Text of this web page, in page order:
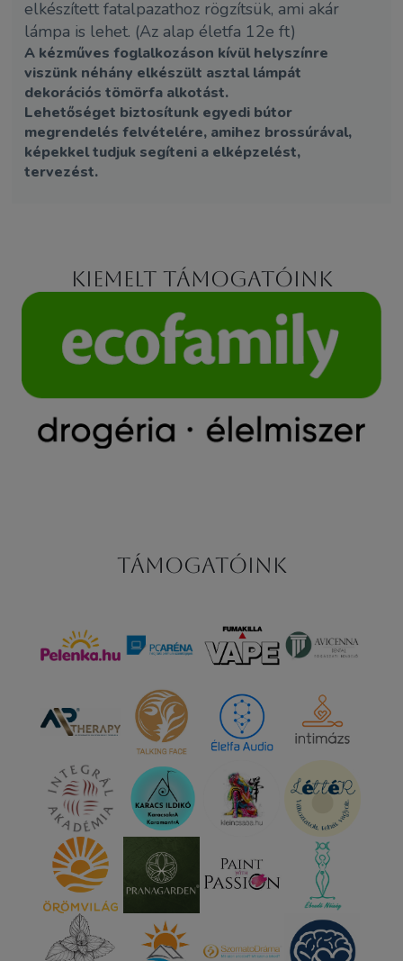
elkészített fatalpazathoz rögzítsük, ami akár
lámpa is lehet. (Az alap életfa 12e ft)
A kézműves foglalkozáson kívül helyszínre
viszünk néhány elkészült asztal lámpát
dekorációs tömörfa alkotást.
Lehetőséget biztosítunk egyedi bútor
megrendelés felvételére, amihez brossúrával,
képekkel tudjuk segíteni a elképzelést,
tervezést.
Kiemelt támogatóink
Támogatóink